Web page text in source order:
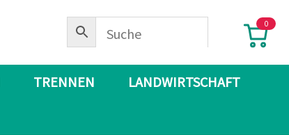
0
TRENNEN LANDWIRTSCHAFT